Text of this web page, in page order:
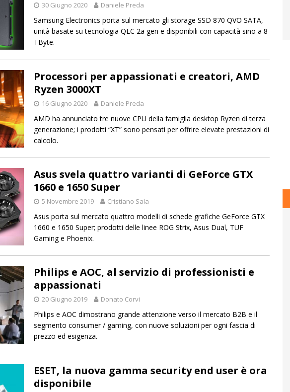
30 Giugno 2020 Daniele Preda
Samsung Electronics porta sul mercato gli storage SSD 870 QVO SATA,
unità basate su tecnologia QLC 2a gen e disponibili con capacità sino a 8
TByte.
Processori per appassionati e creatori, AMD
Ryzen 3000XT
16 Giugno 2020 Daniele Preda
AMD ha annunciato tre nuove CPU della famiglia desktop Ryzen di terza
generazione; i prodotti “XT” sono pensati per offrire elevate prestazioni di
calcolo.
Asus svela quattro varianti di GeForce GTX
1660 e 1650 Super
5 Novembre 2019 Cristiano Sala
Asus porta sul mercato quattro modelli di schede grafiche GeForce GTX
1660 e 1650 Super; prodotti delle linee ROG Strix, Asus Dual, TUF
Gaming e Phoenix.
Philips e AOC, al servizio di professionisti e
appassionati
20 Giugno 2019 Donato Corvi
Philips e AOC dimostrano grande attenzione verso il mercato B2B e il
segmento consumer / gaming, con nuove soluzioni per ogni fascia di
prezzo ed esigenza.
ESET, la nuova gamma security end user è ora
disponibile